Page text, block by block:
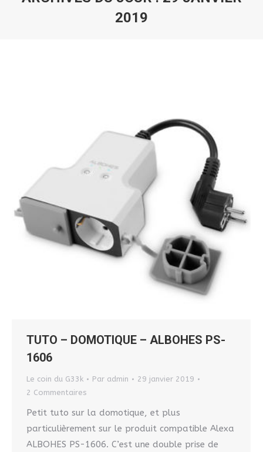
2019
TUTO – DOMOTIQUE – ALBOHES PS-
1606
Le coin du G33k Par admin
29 janvier 2019
2 Commentaires
Petit tuto sur la domotique, et plus
particulièrement sur le produit compatible Alexa
ALBOHES PS-1606. C’est une double prise de